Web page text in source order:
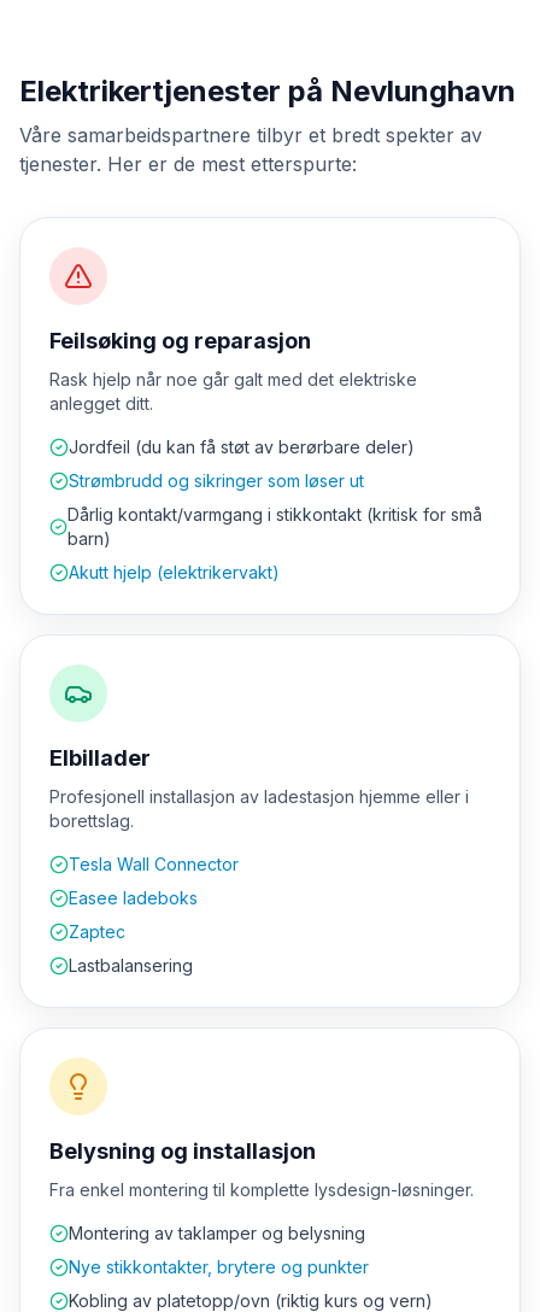
Elektrikertjenester på Nevlunghavn
Våre samarbeidspartnere tilbyr et bredt spekter av
tjenester. Her er de mest etterspurte:
Feilsøking og reparasjon
Rask hjelp når noe går galt med det elektriske
anlegget ditt.
Jordfeil (du kan få støt av berørbare deler)
Strømbrudd og sikringer som løser ut
Dårlig kontakt/varmgang i stikkontakt (kritisk for små
barn)
Akutt hjelp (elektrikervakt)
Elbillader
Profesjonell installasjon av ladestasjon hjemme eller i
borettslag.
Tesla Wall Connector
Easee ladeboks
Zaptec
Lastbalansering
Belysning og installasjon
Fra enkel montering til komplette lysdesign-løsninger.
Montering av taklamper og belysning
Nye stikkontakter, brytere og punkter
Kobling av platetopp/ovn (riktig kurs og vern)